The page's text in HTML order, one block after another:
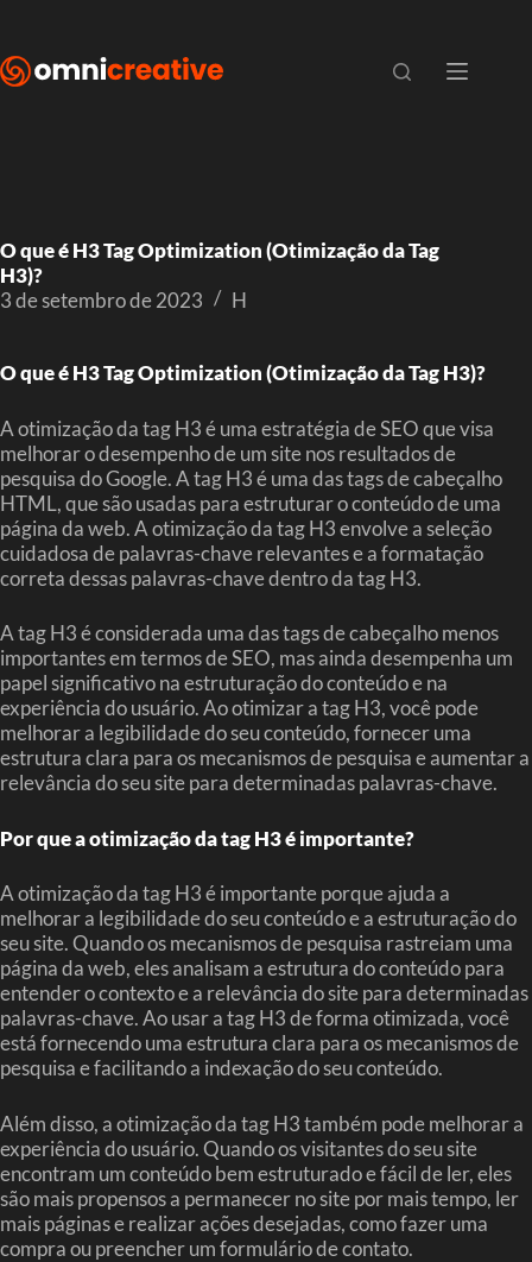
O que é H3 Tag Optimization (Otimização da Tag
H3)?
3 de setembro de 2023
H
O que é H3 Tag Optimization (Otimização da Tag H3)?
A otimização da tag H3 é uma estratégia de SEO que visa
melhorar o desempenho de um site nos resultados de
pesquisa do Google. A tag H3 é uma das tags de cabeçalho
HTML, que são usadas para estruturar o conteúdo de uma
página da web. A otimização da tag H3 envolve a seleção
cuidadosa de palavras-chave relevantes e a formatação
correta dessas palavras-chave dentro da tag H3.
A tag H3 é considerada uma das tags de cabeçalho menos
importantes em termos de SEO, mas ainda desempenha um
papel significativo na estruturação do conteúdo e na
experiência do usuário. Ao otimizar a tag H3, você pode
melhorar a legibilidade do seu conteúdo, fornecer uma
estrutura clara para os mecanismos de pesquisa e aumentar a
relevância do seu site para determinadas palavras-chave.
Por que a otimização da tag H3 é importante?
A otimização da tag H3 é importante porque ajuda a
melhorar a legibilidade do seu conteúdo e a estruturação do
seu site. Quando os mecanismos de pesquisa rastreiam uma
página da web, eles analisam a estrutura do conteúdo para
entender o contexto e a relevância do site para determinadas
palavras-chave. Ao usar a tag H3 de forma otimizada, você
está fornecendo uma estrutura clara para os mecanismos de
pesquisa e facilitando a indexação do seu conteúdo.
Além disso, a otimização da tag H3 também pode melhorar a
experiência do usuário. Quando os visitantes do seu site
encontram um conteúdo bem estruturado e fácil de ler, eles
são mais propensos a permanecer no site por mais tempo, ler
mais páginas e realizar ações desejadas, como fazer uma
compra ou preencher um formulário de contato.